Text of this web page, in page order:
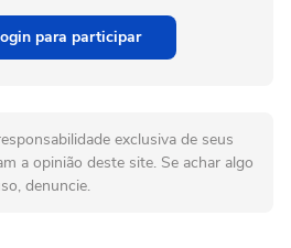
para participar
exclusiva de seus
a opinião deste site. Se achar algo
denuncie.